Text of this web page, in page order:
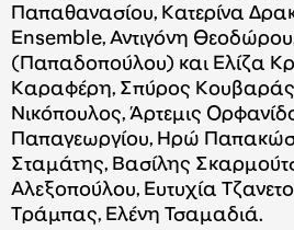
Παπαθανασίου, Κατερίνα
Ensemble, Αντιγόνη
(Παπαδοπούλου) και Ελίζα
Καραφέρη, Σπύρος
Νικόπουλος, Άρτεμις
Παπαγεωργίου, Ηρώ
Σταμάτης, Βασίλης
Αλεξοπούλου, Ευτυχία
Τράμπας, Ελένη Τσαμαδιά.